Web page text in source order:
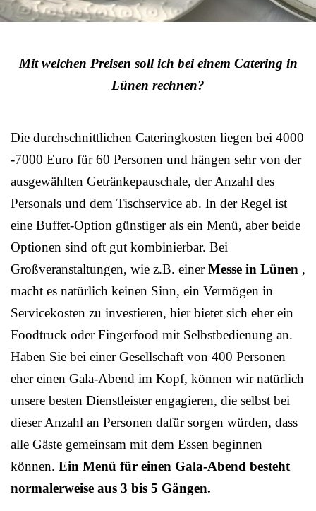
Mit welchen Preisen soll ich bei einem Catering in
Lünen rechnen?
Die durchschnittlichen Cateringkosten liegen bei 4000
-7000 Euro für 60 Personen und hängen sehr von der
ausgewählten Getränkepauschale, der Anzahl des
Personals und dem Tischservice ab. In der Regel ist
eine Buffet-Option günstiger als ein Menü, aber beide
Optionen sind oft gut kombinierbar. Bei
Großveranstaltungen, wie z.B. einerMesse in Lünen ,
macht es natürlich keinen Sinn, ein Vermögen in
Servicekosten zu investieren, hier bietet sich eher ein
Foodtruck oder Fingerfood mit Selbstbedienung an.
Haben Sie bei einer Gesellschaft von 400 Personen
eher einen Gala-Abend im Kopf, können wir natürlich
unsere besten Dienstleister engagieren, die selbst bei
dieser Anzahl an Personen dafür sorgen würden, dass
alle Gäste gemeinsam mit dem Essen beginnen
können. Ein Menü für einen Gala-Abend besteht
normalerweise aus 3 bis 5 Gängen.